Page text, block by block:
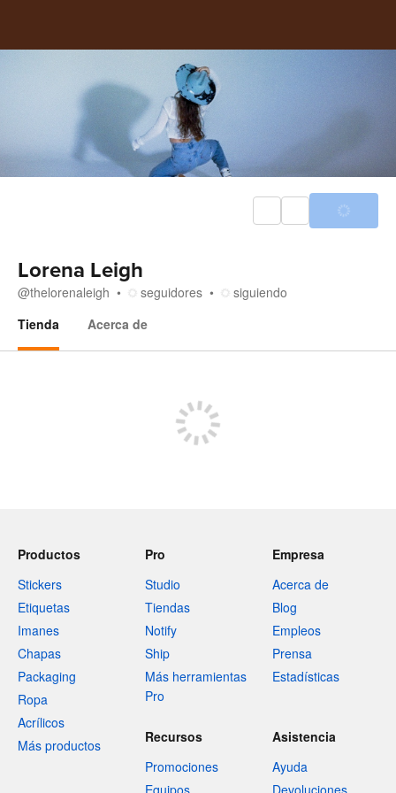
Lorena Leigh
@thelorenaleigh seguidores
siguiendo
Tienda
Acerca de
Productos
Stickers
Etiquetas
Imanes
Chapas
Packaging
Ropa
Acrílicos
Más productos
Pro
Studio
Tiendas
Notify
Ship
Más herramientas
Pro
Empresa
Acerca de
Blog
Empleos
Prensa
Estadísticas
Recursos
Promociones
Equipos
Asistencia
Ayuda
Devoluciones